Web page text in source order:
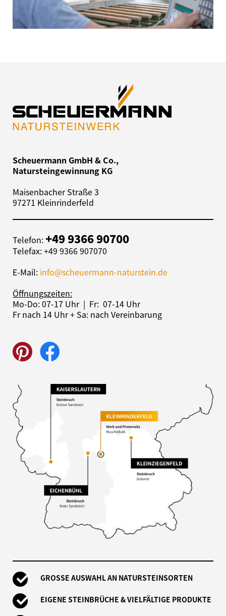
Scheuermann GmbH & Co.,
Natursteingewinnung KG
Maisenbacher Straße 3
97271 Kleinrinderfeld
Telefon:+49 9366 90700
Telefax: +49 9366 907070
E-Mail: info@scheuermann-naturstein.de
Öffnungszeiten:
Mo-Do: 07-17 Uhr | Fr: 07-14 Uhr
Fr nach 14 Uhr + Sa: nach Vereinbarung
GROSSE AUSWAHL AN NATURSTEINSORTEN
EIGENE STEINBRÜCHE & VIELFÄLTIGE PRODUKTE